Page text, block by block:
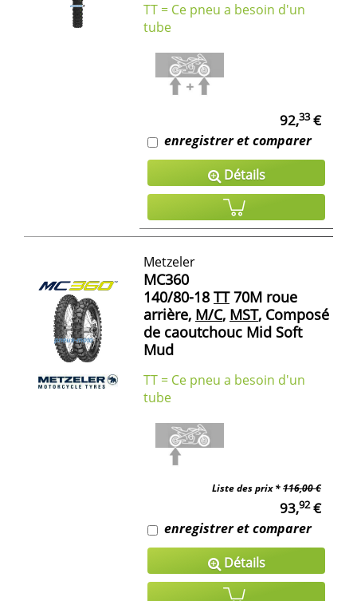
TT = Ce pneu a besoin d'un
tube
92,33€
enregistrer et comparer
Détails
Metzeler
MC360
140/80-18 TT70M roue
arrière, M/C, MST, Composé
de caoutchouc Mid Soft
Mud
TT = Ce pneu a besoin d'un
tube
Liste des prix *116,00 €
93,92€
enregistrer et comparer
Détails